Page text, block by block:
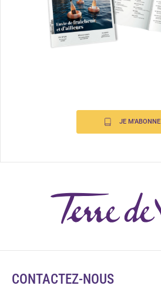
JE M'ABONNE
CONTACTEZ-NOUS